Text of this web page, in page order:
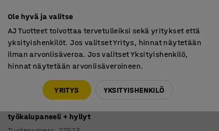
Teollisuuspöytä VERVE
työkalupaneeli + hyllyt
Ole hyvä ja valitse
AJ Tuotteet toivottaa tervetulleiksi sekä yritykset että
yksityishenkilöt. Jos valitset Yritys, hinnat näytetään
ilman arvonlisäveroa. Jos valitset Yksityishenkilö,
hinnat näytetään arvonlisäveroineen.
YRITYS YKSITYISHENKILÖ